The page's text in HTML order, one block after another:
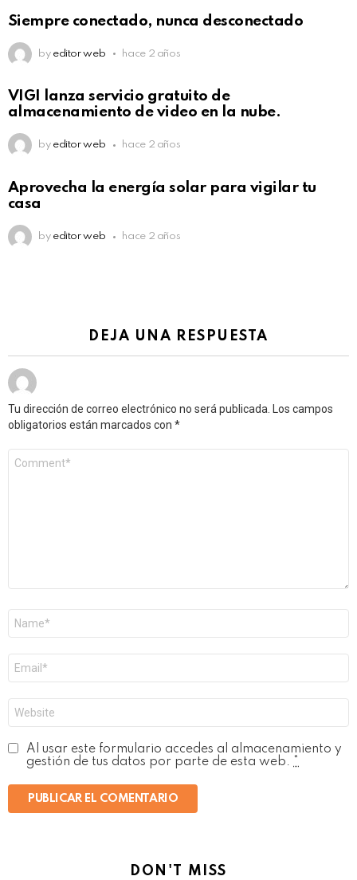
Siempre conectado, nunca desconectado
by editor web hace 2 años
VIGI lanza servicio gratuito de
almacenamiento de video en la nube.
by editor web hace 2 años
Aprovecha la energía solar para vigilar tu
casa
by editor web hace 2 años
DEJA UNA RESPUESTA
Tu dirección de correo electrónico no será publicada.
Los campos
obligatorios están marcados con *
electrónico
*
Al usar este formulario accedes al almacenamiento y
gestión de tus datos por parte de esta web.
DON'T MISS